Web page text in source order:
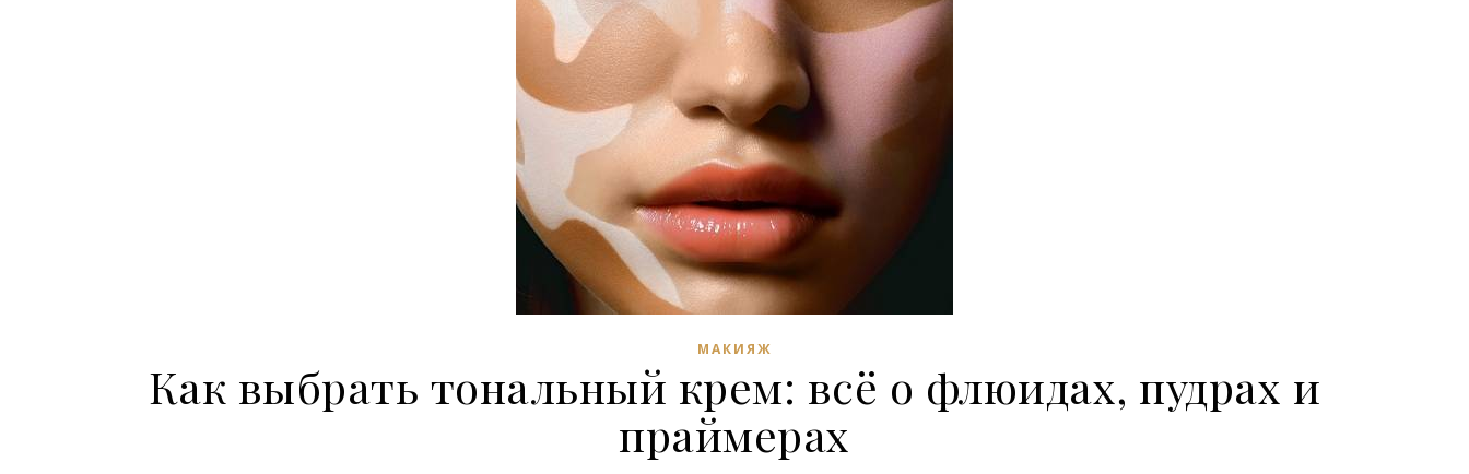
МАКИЯЖ
Как выбрать тональный крем: всё о флюидах, пудрах и
праймерах